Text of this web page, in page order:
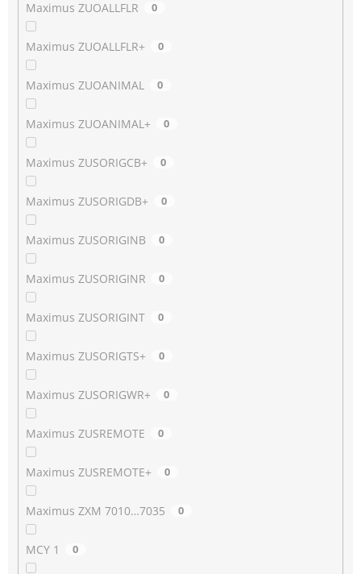
Maximus ZUOALLFLR 0
Maximus ZUOALLFLR+ 0
Maximus ZUOANIMAL 0
Maximus ZUOANIMAL+ 0
Maximus ZUSORIGCB+ 0
Maximus ZUSORIGDB+ 0
Maximus ZUSORIGINB 0
Maximus ZUSORIGINR 0
Maximus ZUSORIGINT 0
Maximus ZUSORIGTS+ 0
Maximus ZUSORIGWR+ 0
Maximus ZUSREMOTE 0
Maximus ZUSREMOTE+ 0
Maximus ZXM 7010…7035 0
MCY 1 0